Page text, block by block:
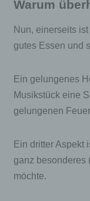
Warum
Nun, einerseits
gutes Essen und
Ein gelungenes
Musikstück eine
gelungenen
Ein dritter Aspekt
ganz besonderes
möchte.